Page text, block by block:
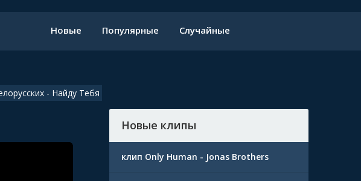
Новые Популярные Случайные
- Найду Тебя
Новые клипы
клип Only Human - Jonas Brothers